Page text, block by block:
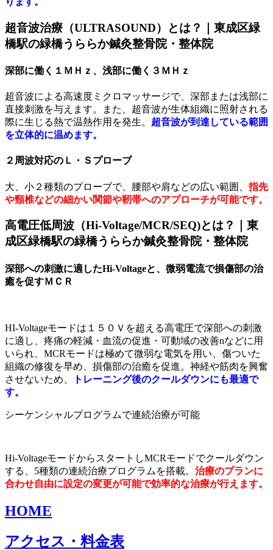
超音波治療（ULTRASOUND）とは？｜東成区緑
橋駅の緑橋うららか鍼灸整骨院・整体院
深部に働く１ＭＨｚ、浅部に働く３ＭＨｚ
超音波による高速度ミクロマッサージで、深部または浅部に
直接刺激を与えます。また、超音波が生体組織に照射される
際に生じる熱で温熱作用を発生。 超音波が到達している範囲
を立体的に温めます。
２周波対応のＬ・Ｓプローブ
大、小２種類のプローブで、腰部や肩などの広い範囲、指先
や頸椎などの細かい関節や靭帯へのアプローチが可能です。
高電圧低周波（Hi-Voltage/MCR/SEQ)とは？｜東
成区緑橋駅の緑橋うららか鍼灸整骨院・整体院
深部への刺激に適したHi-Voltageと、微弱電流で損傷部の治
癒を促すＭＣＲ
HI-Voltageモードは１５０Ｖを超える高電圧で深部への刺激
に適し、疼痛の軽減・血流の促進・可動域の改善nなどに用
いられ、MCRモードは極めて微弱な電気を用い、傷ついた
組織の修復を早め、損傷部の治癒を促進。神経や筋肉を興奮
させないため、
トレーニング後のクールダウンにも最適で
す。
シーケンシャルプログラムで連続治療が可能
Hi-VoltageモードからスタートしMCRモードでクールダウン
する、5種類の連続治療プログラムを搭載。 治療のプランに
合わせ自由に設定の変更が可能で効率的な治療が行えます。
HOME
アクセス・料金表